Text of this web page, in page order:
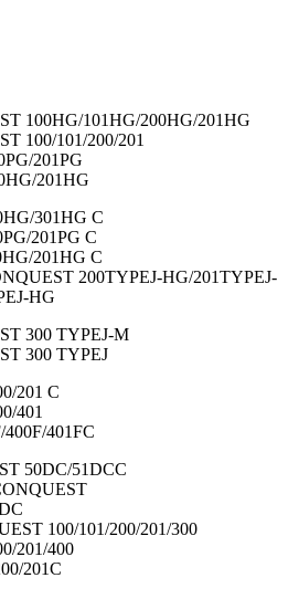
100HG/101HG/200HG/201HG
100/101/200/201
201PG
201HG
301HG C
201PG C
201HG C
200TYPEJ-HG/201TYPEJ-
HG
300 TYPEJ-M
300 TYPEJ
201 C
401
401FC
50DC/51DCC
100/101/200/201/300
201/400
201C